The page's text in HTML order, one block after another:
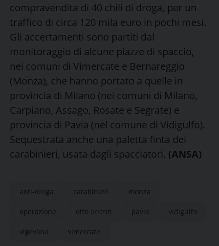
compravendita di 40 chili di droga, per un
traffico di circa 120 mila euro in pochi mesi.
Gli accertamenti sono partiti dal
monitoraggio di alcune piazze di spaccio,
nei comuni di Vimercate e Bernareggio
(Monza), che hanno portato a quelle in
provincia di Milano (nei comuni di Milano,
Carpiano, Assago, Rosate e Segrate) e
provincia di Pavia (nel comune di Vidigulfo).
Sequestrata anche una paletta finta dei
carabinieri, usata dagli spacciatori. (ANSA)
anti-droga carabinieri monza
operazione otto arresti pavia vidigulfo
vigevano vimercate